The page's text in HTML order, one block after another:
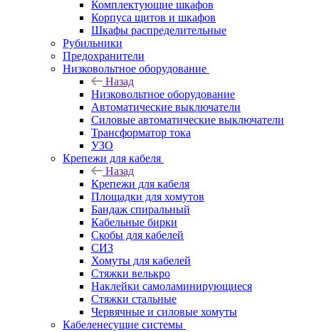
Комплектующие шкафов
Корпуса щитов и шкафов
Шкафы распределительные
Рубильники
Предохранители
Низковольтное оборудование
Назад
Низковольтное оборудование
Автоматические выключатели
Силовые автоматические выключатели
Трансформатор тока
УЗО
Крепежи для кабеля
Назад
Крепежи для кабеля
Площадки для хомутов
Бандаж спиральный
Кабельные бирки
Cкобы для кабелей
СИЗ
Хомуты для кабелей
Стяжки велькро
Наклейки самоламинирующиеся
Стяжки стальные
Червячные и силовые хомуты
Кабеленесущие системы